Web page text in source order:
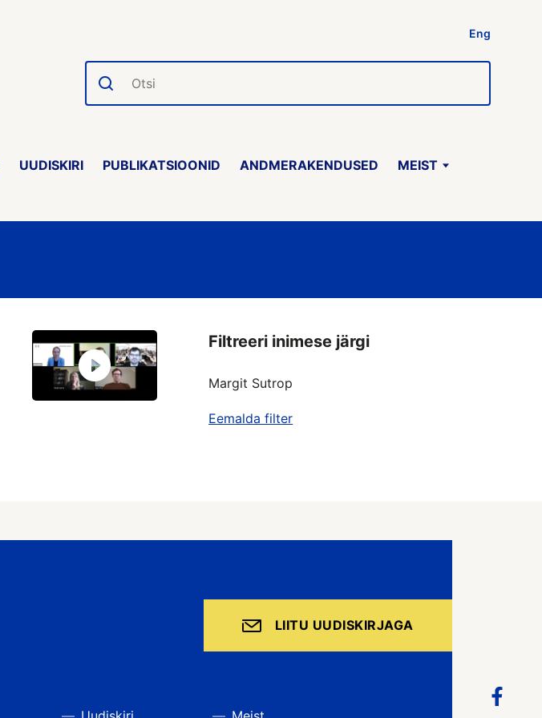
Eng
Otsi
UUDISKIRI PUBLIKATSIOONID ANDMERAKENDUSED MEIST
Filtreeri inimese järgi
Margit Sutrop
Eemalda filter
LIITU UUDISKIRJAGA